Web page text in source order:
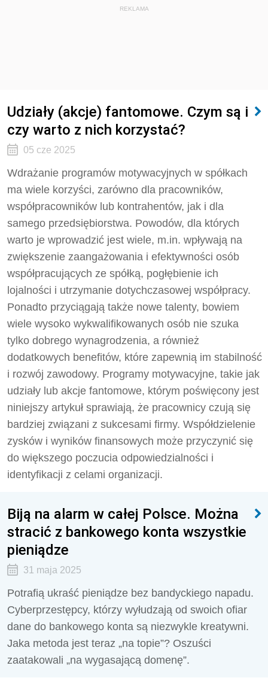
REKLAMA
Udziały (akcje) fantomowe. Czym są i
czy warto z nich korzystać?
05 cze 2025
Wdrażanie programów motywacyjnych w spółkach
ma wiele korzyści, zarówno dla pracowników,
współpracowników lub kontrahentów, jak i dla
samego przedsiębiorstwa. Powodów, dla których
warto je wprowadzić jest wiele, m.in. wpływają na
zwiększenie zaangażowania i efektywności osób
współpracujących ze spółką, pogłębienie ich
lojalności i utrzymanie dotychczasowej współpracy.
Ponadto przyciągają także nowe talenty, bowiem
wiele wysoko wykwalifikowanych osób nie szuka
tylko dobrego wynagrodzenia, a również
dodatkowych benefitów, które zapewnią im stabilność
i rozwój zawodowy. Programy motywacyjne, takie jak
udziały lub akcje fantomowe, którym poświęcony jest
niniejszy artykuł sprawiają, że pracownicy czują się
bardziej związani z sukcesami firmy. Współdzielenie
zysków i wyników finansowych może przyczynić się
do większego poczucia odpowiedzialności i
identyfikacji z celami organizacji.
Biją na alarm w całej Polsce. Można
stracić z bankowego konta wszystkie
pieniądze
31 maja 2025
Potrafią ukraść pieniądze bez bandyckiego napadu.
Cyberprzestępcy, którzy wyłudzają od swoich ofiar
dane do bankowego konta są niezwykle kreatywni.
Jaka metoda jest teraz „na topie”? Oszuści
zaatakowali „na wygasającą domenę”.